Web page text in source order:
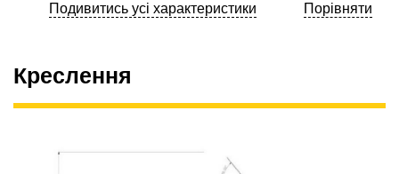
Подивитись усі характеристики Порівняти
Креслення